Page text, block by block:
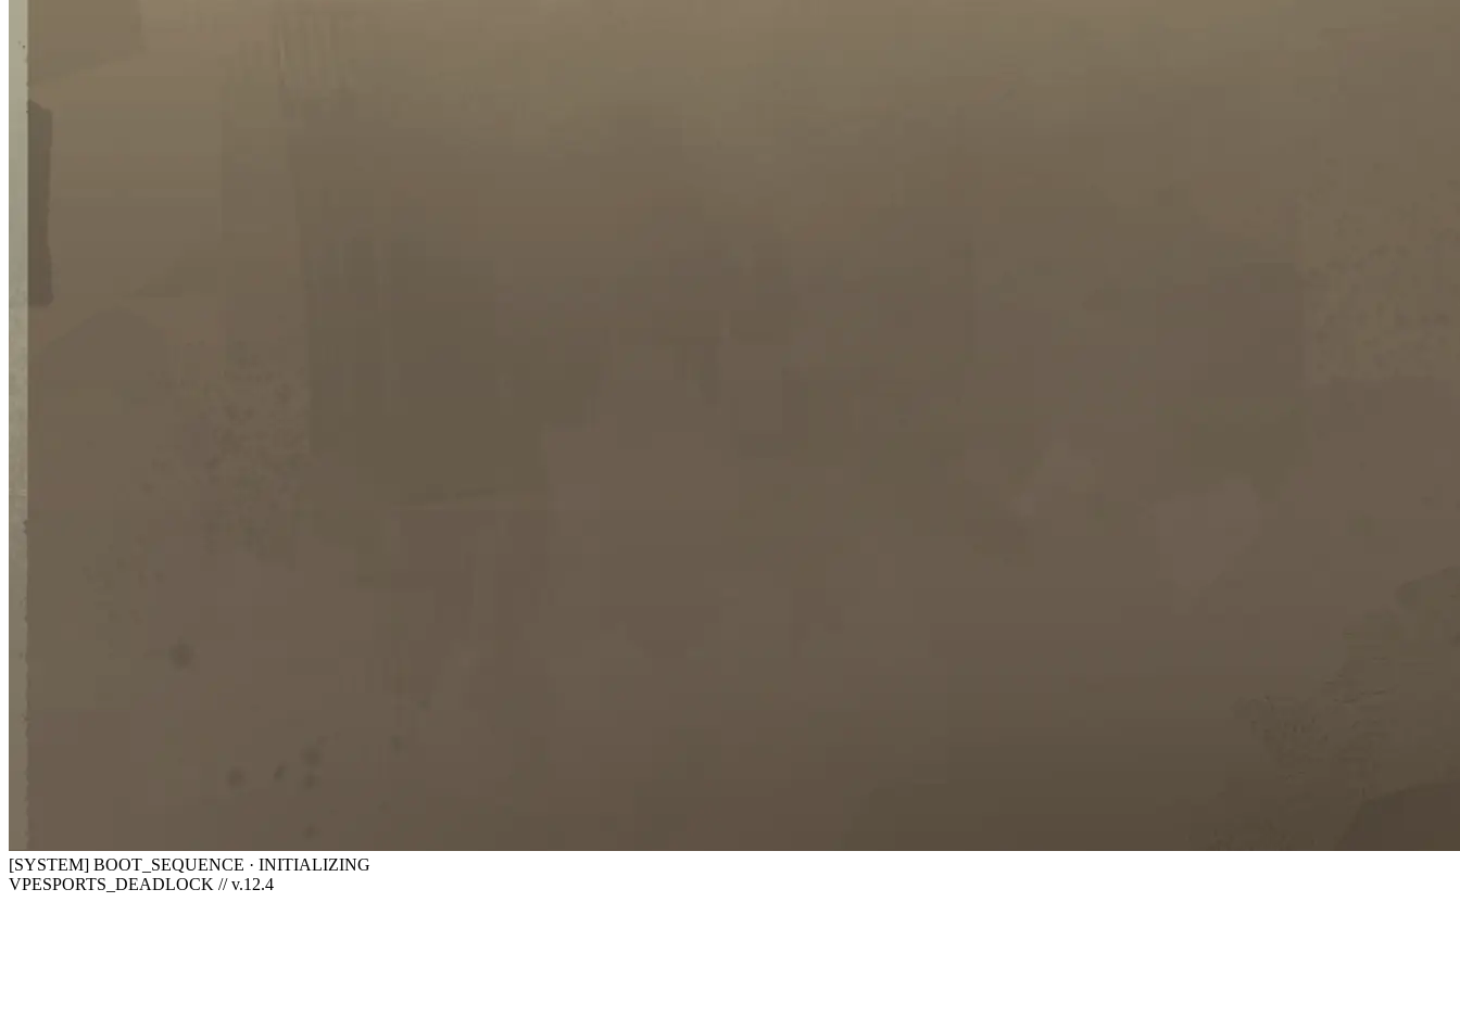
[SYSTEM] BOOT_SEQUENCE · INITIALIZING
VPESPORTS_DEADLOCK // v.12.4